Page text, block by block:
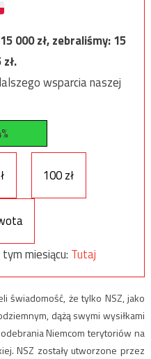
15 000zł, zebraliśmy:15
zł.
wsparcia naszej
100 zł
miesiącu: Tutaj
świadomość, że tylko NSZ, jako
dążą swymi wysiłkami
Niemcom terytoriów na
NSZ zostały utworzone przez